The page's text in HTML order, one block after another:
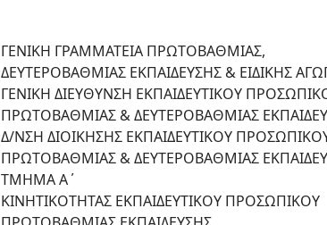
ΓΕΝΙΚΗ ΓΡΑΜΜΑΤΕΙΑ ΠΡΩΤΟΒΑΘΜΙΑΣ,
ΔΕΥΤΕΡΟΒΑΘΜΙΑΣ ΕΚΠΑΙΔΕΥΣΗΣ & ΕΙΔΙΚΗΣ
ΓΕΝΙΚΗ ΔΙΕΥΘΥΝΣΗ ΕΚΠΑΙΔΕΥΤΙΚΟΥ
ΠΡΩΤΟΒΑΘΜΙΑΣ & ΔΕΥΤΕΡΟΒΑΘΜΙΑΣ
Δ/ΝΣΗ ΔΙΟΙΚΗΣΗΣ ΕΚΠΑΙΔΕΥΤΙΚΟΥ
ΠΡΩΤΟΒΑΘΜΙΑΣ & ΔΕΥΤΕΡΟΒΑΘΜΙΑΣ
ΤΜΗΜΑ Α΄
ΚΙΝΗΤΙΚΟΤΗΤΑΣ ΕΚΠΑΙΔΕΥΤΙΚΟΥ ΠΡΟΣΩΠΙΚΟΥ